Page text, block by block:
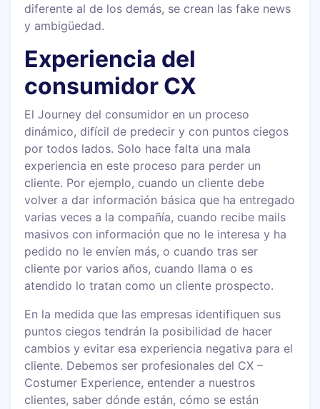
diferente al de los demás, se crean las fake news
y ambigüedad.
Experiencia del
consumidor CX
El Journey del consumidor en un proceso
dinámico, difícil de predecir y con puntos ciegos
por todos lados. Solo hace falta una mala
experiencia en este proceso para perder un
cliente. Por ejemplo, cuando un cliente debe
volver a dar información básica que ha entregado
varias veces a la compañía, cuando recibe mails
masivos con información que no le interesa y ha
pedido no le envíen más, o cuando tras ser
cliente por varios años, cuando llama o es
atendido lo tratan como un cliente prospecto.
En la medida que las empresas identifiquen sus
puntos ciegos tendrán la posibilidad de hacer
cambios y evitar esa experiencia negativa para el
cliente. Debemos ser profesionales del CX –
Costumer Experience, entender a nuestros
clientes, saber dónde están, cómo se están